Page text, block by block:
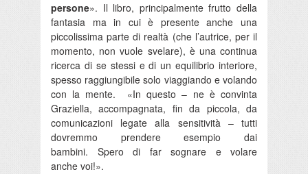
persone». Il libro, principalmente frutto della
fantasia ma in cui è presente anche una
piccolissima parte di realtà (che l’autrice, per il
momento, non vuole svelare), è una continua
ricerca di se stessi e di un equilibrio interiore,
spesso raggiungibile solo viaggiando e volando
con la mente. «In questo – ne è convinta
Graziella, accompagnata, fin da piccola, da
comunicazioni legate alla sensitività – tutti
dovremmo prendere esempio dai
bambini. Spero di far sognare e volare
anche voi!».